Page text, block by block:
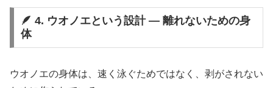
🪶 4. ウオノエという設計 ― 離れないための身
体
ウオノエの身体は、速く泳ぐためではなく、剥がされない